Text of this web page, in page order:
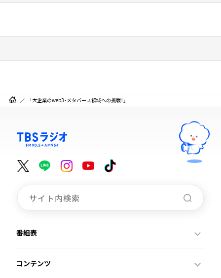
「大企業のweb3・メタバース領域への挑戦！」
番組表
コンテンツ